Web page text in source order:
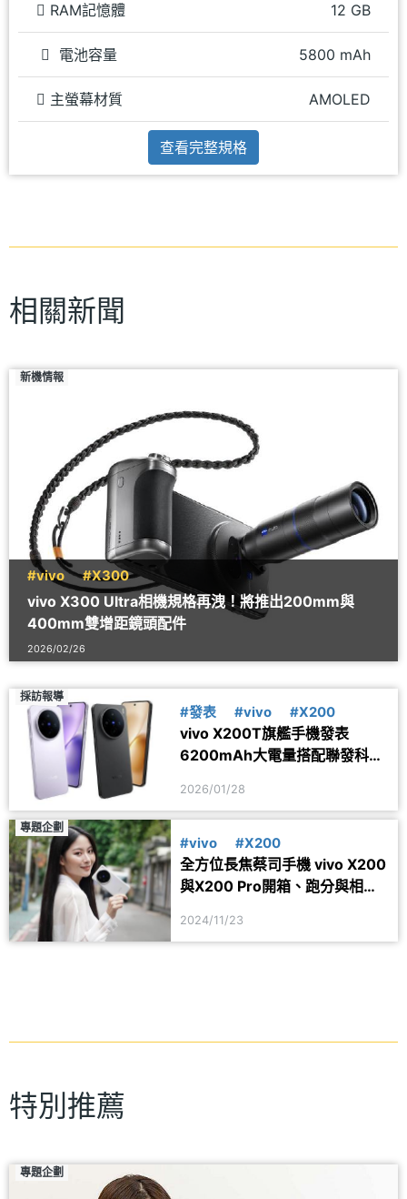
RAM記憶體 12 GB
電池容量 5800 mAh
主螢幕材質 AMOLED
查看完整規格
相關新聞
新機情報
#vivo #X300
vivo X300 Ultra相機規格再洩！將推出200mm與
400mm雙增距鏡頭配件
2026/02/26
採訪報導
#發表 #vivo #X200
vivo X200T旗艦手機發表
6200mAh大電量搭配聯發科天
2026/01/28
專題企劃
#vivo #X200
全方位長焦蔡司手機 vivo X200
與X200 Pro開箱、跑分與相機
2024/11/23
特別推薦
專題企劃